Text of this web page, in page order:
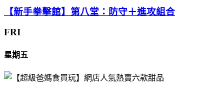
【新手拳擊館】第八堂：防守＋進攻組合
FRI
星期五